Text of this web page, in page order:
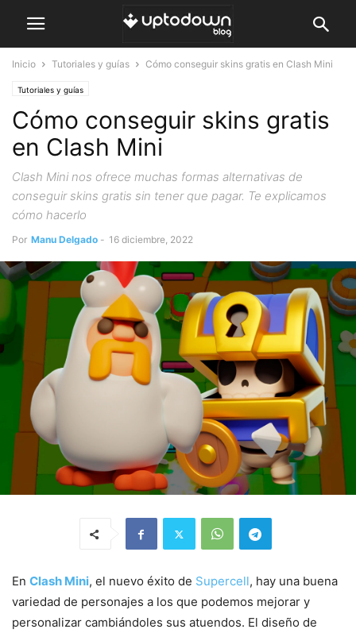
Inicio Tutoriales y guías Cómo conseguir skins gratis en Clash Mini
Tutoriales y guías
Cómo conseguir skins gratis
en Clash Mini
Clash Mini nos ofrece muchas formas alternativas de
conseguir skins gratis sin tener que pagar. Te explicamos
cómo hacerlo
Por Manu Delgado - 16 diciembre, 2022
En Clash Mini, el nuevo éxito de Supercell, hay una buena
variedad de personajes a los que podemos mejorar y
personalizar cambiándoles sus atuendos. El diseño de